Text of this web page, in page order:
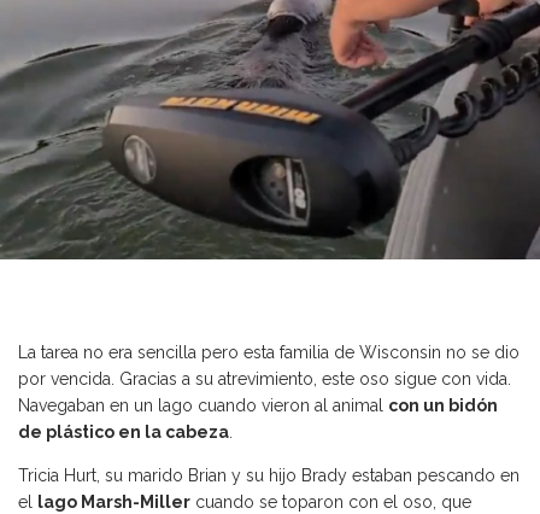
La tarea no era sencilla pero esta familia de Wisconsin no se dio
por vencida. Gracias a su atrevimiento, este oso sigue con vida.
Navegaban en un lago cuando vieron al animal con un bidón
de plástico en la cabeza.
Tricia Hurt, su marido Brian y su hijo Brady estaban pescando en
el lago Marsh-Miller cuando se toparon con el oso, que